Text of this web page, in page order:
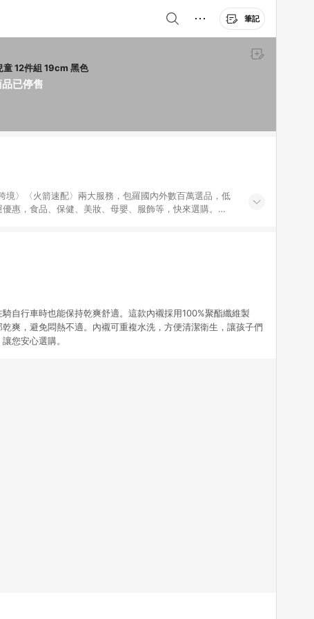
筆記
已停售
minono 米諾諾 吸濕排汗安全帽內襯兒童 12件組 19cm 黑色
〉〈火箭速配〉兩大服務，包羅國內外數百萬選品，低
惠，食品、保健、美妝、母嬰、服飾等，快來選購。
自行車時也能保持乾爽舒適。這款內襯採用100%聚酯纖維製
爽，避免悶熱不適。內襯可重複水洗，方便清潔衛生，讓孩子們
您安心選購。